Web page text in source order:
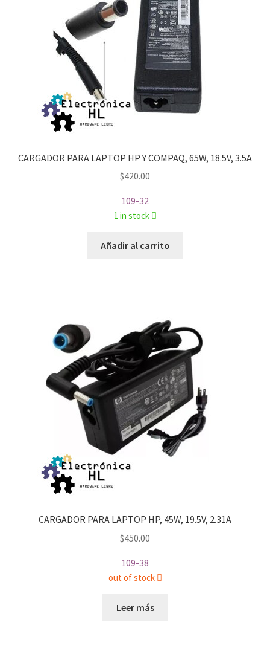
CARGADOR PARA LAPTOP HP Y COMPAQ, 65W, 18.5V, 3.5A
$420.00
109-32
1 in stock
Añadir al carrito
CARGADOR PARA LAPTOP HP, 45W, 19.5V, 2.31A
$450.00
109-38
out of stock
Leer más